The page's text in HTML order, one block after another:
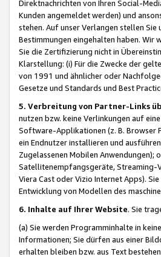
Direktnachrichten von Ihren Social-
Kunden angemeldet werden) und
stehen. Auf unser Verlangen stellen
Bestimmungen eingehalten haben. Wir
Sie die Zertifizierung nicht in
Klarstellung: (i) Für die Zwecke der
von 1991 und ähnlicher oder
Gesetze und Standards und Best
5. Verbreitung von Partner-Links
nutzen bzw. keine Verlinkungen auf
Software-Applikationen (z. B. Browser
ein Endnutzer installieren und
Zugelassenen Mobilen
Satellitenempfangsgeräte, Streaming-
Viera Cast oder Vizio Internet Apps).
Entwicklung von Modellen des
6. Inhalte auf Ihrer Website. Sie
(a) Sie werden Programminhalte in
Informationen; Sie dürfen aus einer
erhalten bleiben bzw. aus Text